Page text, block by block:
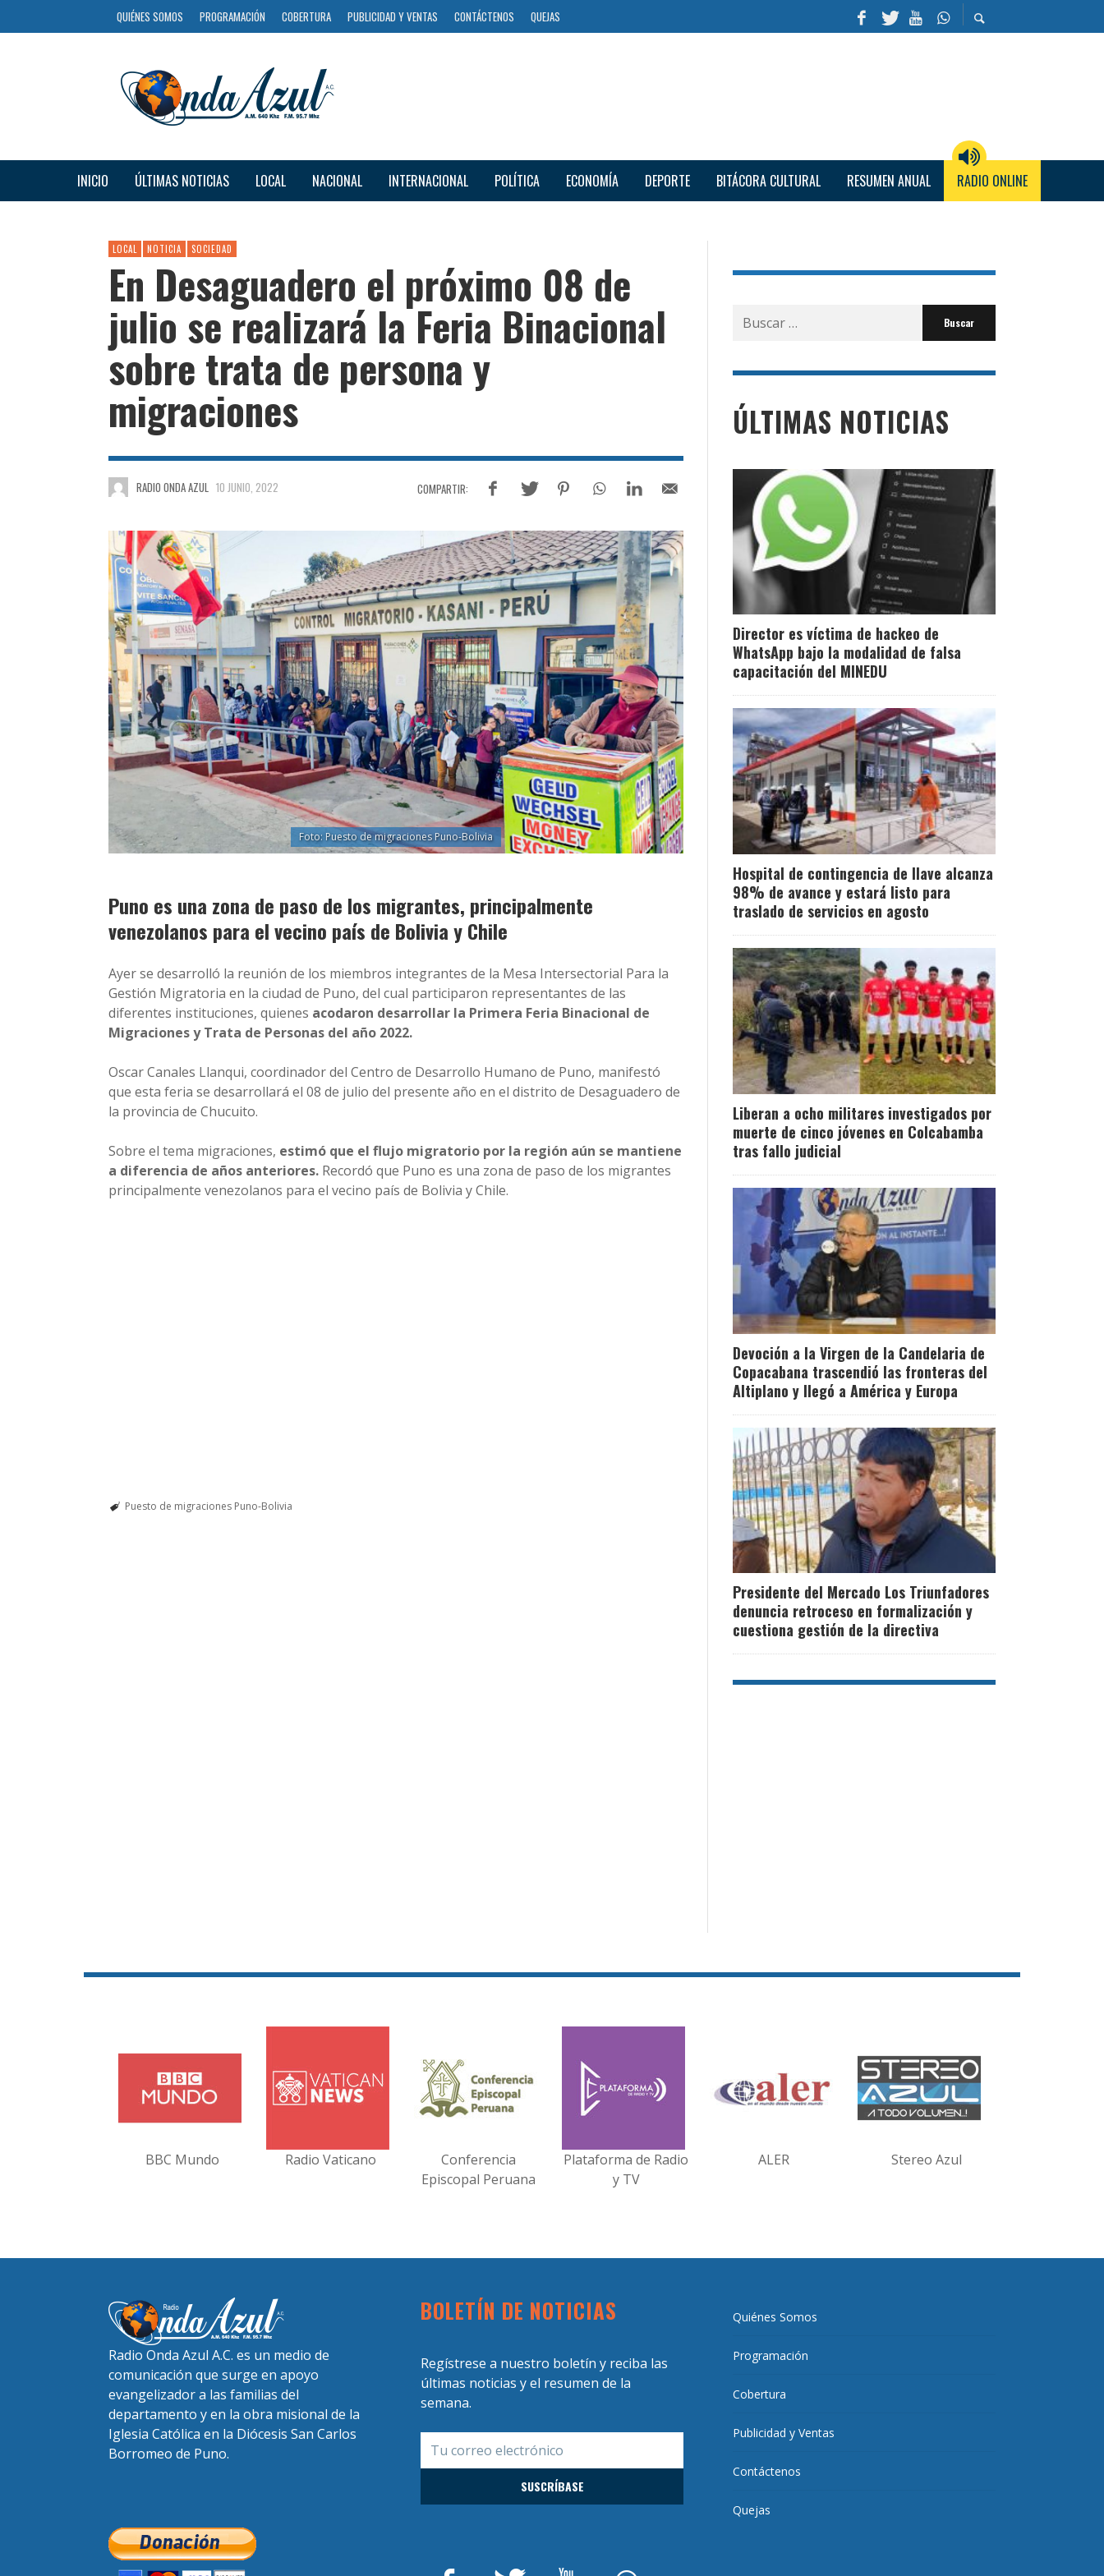
QUIÉNES SOMOS PROGRAMACIÓN COBERTURA PUBLICIDAD Y VENTAS CONTÁCTENOS QUEJAS
INICIO ÚLTIMAS NOTICIAS LOCAL NACIONAL INTERNACIONAL POLÍTICA ECONOMÍA DEPORTE BITÁCORA CULTURAL RESUMEN ANUAL RADIO ONLINE
LOCAL NOTICIA SOCIEDAD
En Desaguadero el próximo 08 de
julio se realizará la Feria Binacional
sobre trata de persona y
migraciones
RADIO ONDA AZUL 10 JUNIO, 2022
Foto: Puesto de migraciones Puno-Bolivia
Puno es una zona de paso de los migrantes, principalmente
venezolanos para el vecino país de Bolivia y Chile
Ayer se desarrolló la reunión de los miembros integrantes de la Mesa Intersectorial Para la
Gestión Migratoria en la ciudad de Puno, del cual participaron representantes de las
diferentes instituciones, quienes acodaron desarrollar la Primera Feria Binacional de
Migraciones y Trata de Personas del año 2022.
Oscar Canales Llanqui, coordinador del Centro de Desarrollo Humano de Puno, manifestó
que esta feria se desarrollará el 08 de julio del presente año en el distrito de Desaguadero de
la provincia de Chucuito.
Sobre el tema migraciones, estimó que el flujo migratorio por la región aún se mantiene
a diferencia de años anteriores. Recordó que Puno es una zona de paso de los migrantes
principalmente venezolanos para el vecino país de Bolivia y Chile.
Puesto de migraciones Puno-Bolivia
Buscar
por:
ÚLTIMAS NOTICIAS
Director es víctima de hackeo de
WhatsApp bajo la modalidad de falsa
capacitación del MINEDU
Hospital de contingencia de Ilave alcanza
98% de avance y estará listo para
traslado de servicios en agosto
Liberan a ocho militares investigados por
muerte de cinco jóvenes en Colcabamba
tras fallo judicial
Devoción a la Virgen de la Candelaria de
Copacabana trascendió las fronteras del
Altiplano y llegó a América y Europa
Presidente del Mercado Los Triunfadores
denuncia retroceso en formalización y
cuestiona gestión de la directiva
BBC Mundo Radio Vaticano
Conferencia
Episcopal Peruana
Plataforma de Radio
y TV
ALER Stereo Azul
Radio Onda Azul A.C. es un medio de
comunicación que surge en apoyo
evangelizador a las familias del
departamento y en la obra misional de la
Iglesia Católica en la Diócesis San Carlos
Borromeo de Puno.
BOLETÍN DE NOTICIAS
Regístrese a nuestro boletín y reciba las
últimas noticias y el resumen de la
semana.
Quiénes Somos
Programación
Cobertura
Publicidad y Ventas
Contáctenos
Quejas